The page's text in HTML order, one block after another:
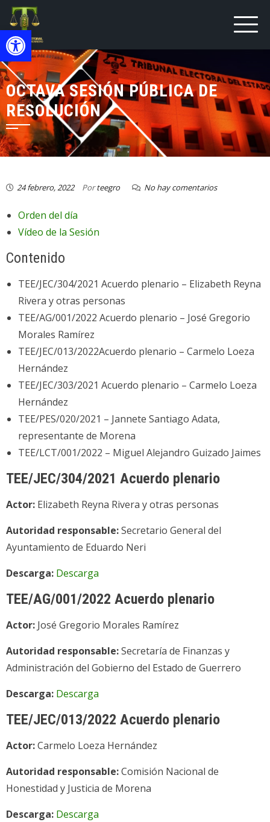
Open toolbar
OCTAVA SESIÓN PÚBLICA DE
RESOLUCIÓN
24 febrero, 2022 Porteegro No hay comentarios
Orden del día
Vídeo de la Sesión
Contenido
TEE/JEC/304/2021 Acuerdo plenario – Elizabeth Reyna
Rivera y otras personas
TEE/AG/001/2022 Acuerdo plenario – José Gregorio
Morales Ramírez
TEE/JEC/013/2022Acuerdo plenario – Carmelo Loeza
Hernández
TEE/JEC/303/2021 Acuerdo plenario – Carmelo Loeza
Hernández
TEE/PES/020/2021 – Jannete Santiago Adata,
representante de Morena
TEE/LCT/001/2022 – Miguel Alejandro Guizado Jaimes
TEE/JEC/304/2021 Acuerdo plenario
Actor: Elizabeth Reyna Rivera y otras personas
Autoridad responsable:Secretario General del
Ayuntamiento de Eduardo Neri
Descarga: Descarga
TEE/AG/001/2022 Acuerdo plenario
Actor: José Gregorio Morales Ramírez
Autoridad responsable:Secretaría de Finanzas y
Administración del Gobierno del Estado de Guerrero
Descarga: Descarga
TEE/JEC/013/2022 Acuerdo plenario
Actor:Carmelo Loeza Hernández
Autoridad responsable:Comisión Nacional de
Honestidad y Justicia de Morena
Descarga: Descarga